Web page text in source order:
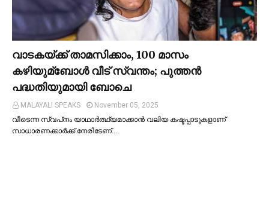
വാടകയ്ക്ക് താമസിക്കാം, 100 മാസം
കഴിയുമ്ബോള്‍ വീട് സ്വന്തം; പുത്തന്‍
പദ്ധതിയുമായി ബോചെ
MALAYALI SPEAKS
November 05, 2025
വീടെന്ന സ്വപ്‌നം യാഥാര്‍ത്ഥ്യമാക്കാന്‍ വലിയ കഷ്ടപ്പാടുകളാണ്
സാധാരണക്കാര്‍ക്ക് നേരിടേണ്…